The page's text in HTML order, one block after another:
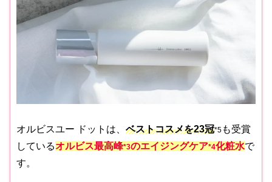
オルビスユー ドットは、 ベストコスメを23冠*5 も受賞
しているオルビス最高峰*3のエイジングケア*4化粧水で
す。